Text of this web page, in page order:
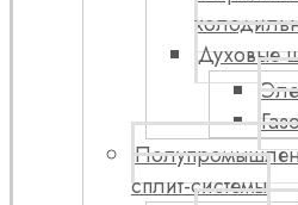
Духовые
сплит-системы